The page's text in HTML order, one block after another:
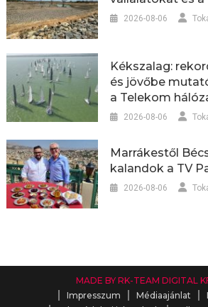
2026-08-06
Kékszalag:
és jövőbe
a Telekom
2026-08-06
Marrákestől
kalandok a TV
2026-08-06
MADE BY RK-TEAM DIGITAL
Impresszum
Médiaajánlat